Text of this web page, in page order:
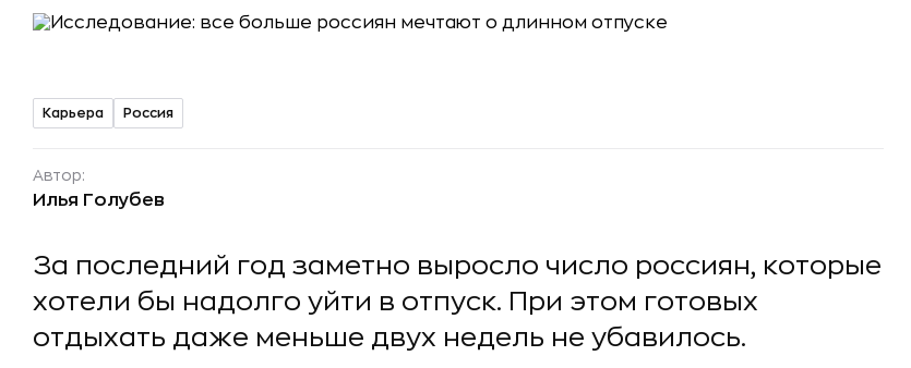
Карьера Россия
Автор:
Илья Голубев
За последний год заметно выросло число россиян, которые
хотели бы надолго уйти в отпуск. При этом готовых
отдыхать даже меньше двух недель не убавилось.